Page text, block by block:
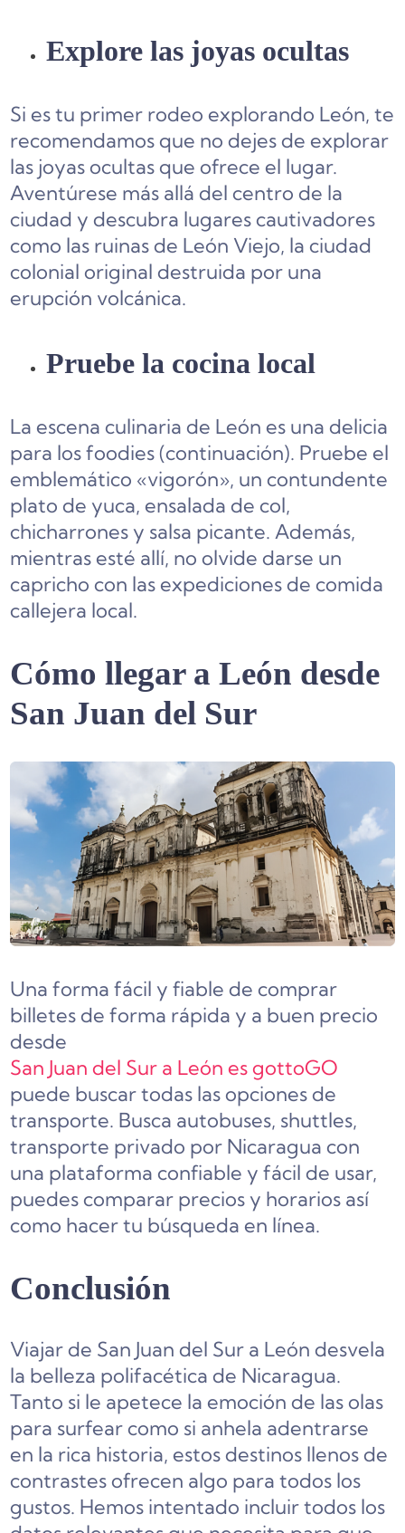
Explore las joyas ocultas
Si es tu primer rodeo explorando León, te
recomendamos que no dejes de explorar
las joyas ocultas que ofrece el lugar.
Aventúrese más allá del centro de la
ciudad y descubra lugares cautivadores
como las ruinas de León Viejo, la ciudad
colonial original destruida por una
erupción volcánica.
Pruebe la cocina local
La escena culinaria de León es una delicia
para los foodies (continuación). Pruebe el
emblemático «vigorón», un contundente
plato de yuca, ensalada de col,
chicharrones y salsa picante. Además,
mientras esté allí, no olvide darse un
capricho con las expediciones de comida
callejera local.
Cómo llegar a León desde
San Juan del Sur
Una forma fácil y fiable de comprar
billetes de forma rápida y a buen precio
desde
San Juan del Sur a León es gottoGO
puede buscar todas las opciones de
transporte. Busca autobuses, shuttles,
transporte privado por Nicaragua con
una plataforma confiable y fácil de usar,
puedes comparar precios y horarios así
como hacer tu búsqueda en línea.
Conclusión
Viajar de San Juan del Sur a León desvela
la belleza polifacética de Nicaragua.
Tanto si le apetece la emoción de las olas
para surfear como si anhela adentrarse
en la rica historia, estos destinos llenos de
contrastes ofrecen algo para todos los
gustos. Hemos intentado incluir todos los